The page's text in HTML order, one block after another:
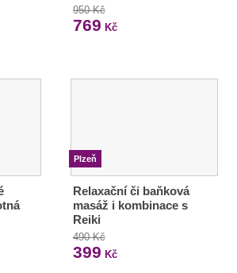
950 Kč
769 Kč
Plzeň
Relaxační či baňková
masáž i kombinace s
Reiki
490 Kč
399 Kč